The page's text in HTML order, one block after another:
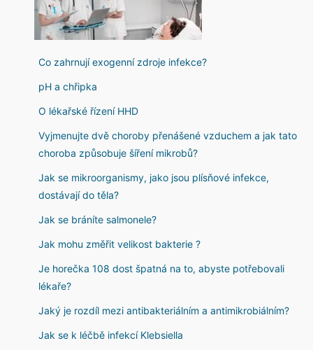
Co zahrnují exogenní zdroje infekce?
pH a chřipka
O lékařské řízení HHD
Vyjmenujte dvě choroby přenášené vzduchem a jak tato
choroba způsobuje šíření mikrobů?
Jak se mikroorganismy, jako jsou plísňové infekce,
dostávají do těla?
Jak se bráníte salmonele?
Jak mohu změřit velikost bakterie ?
Je horečka 108 dost špatná na to, abyste potřebovali
lékaře?
Jaký je rozdíl mezi antibakteriálním a antimikrobiálním?
Jak se k léčbě infekcí Klebsiella